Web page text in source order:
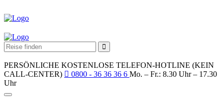
PERSÖNLICHE KOSTENLOSE TELEFON-HOTLINE (KEIN
CALL-CENTER)
0800 - 36 36 36 6 Mo. – Fr.: 8.30 Uhr – 17.30
Uhr